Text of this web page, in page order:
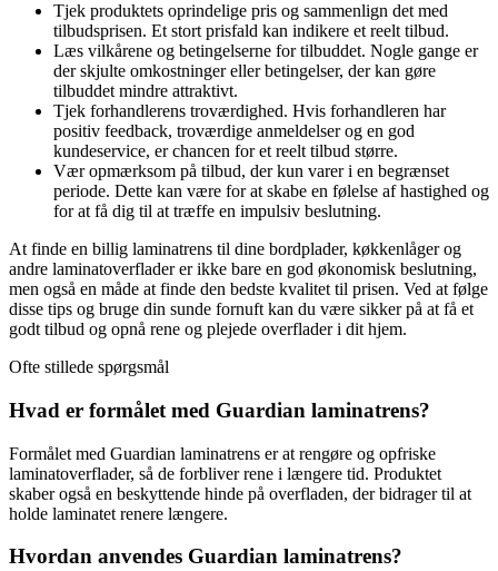
Tjek produktets oprindelige pris og sammenlign det med
tilbudsprisen. Et stort prisfald kan indikere et reelt tilbud.
Læs vilkårene og betingelserne for tilbuddet. Nogle gange er
der skjulte omkostninger eller betingelser, der kan gøre
tilbuddet mindre attraktivt.
Tjek forhandlerens troværdighed. Hvis forhandleren har
positiv feedback, troværdige anmeldelser og en god
kundeservice, er chancen for et reelt tilbud større.
Vær opmærksom på tilbud, der kun varer i en begrænset
periode. Dette kan være for at skabe en følelse af hastighed og
for at få dig til at træffe en impulsiv beslutning.
At finde en billig laminatrens til dine bordplader, køkkenlåger og
andre laminatoverflader er ikke bare en god økonomisk beslutning,
men også en måde at finde den bedste kvalitet til prisen. Ved at følge
disse tips og bruge din sunde fornuft kan du være sikker på at få et
godt tilbud og opnå rene og plejede overflader i dit hjem.
Ofte stillede spørgsmål
Hvad er formålet med Guardian laminatrens?
Formålet med Guardian laminatrens er at rengøre og opfriske
laminatoverflader, så de forbliver rene i længere tid. Produktet
skaber også en beskyttende hinde på overfladen, der bidrager til at
holde laminatet renere længere.
Hvordan anvendes Guardian laminatrens?